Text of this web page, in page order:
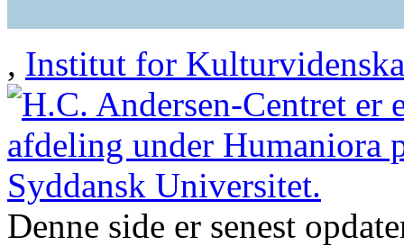
, Institut for
Denne side er senest